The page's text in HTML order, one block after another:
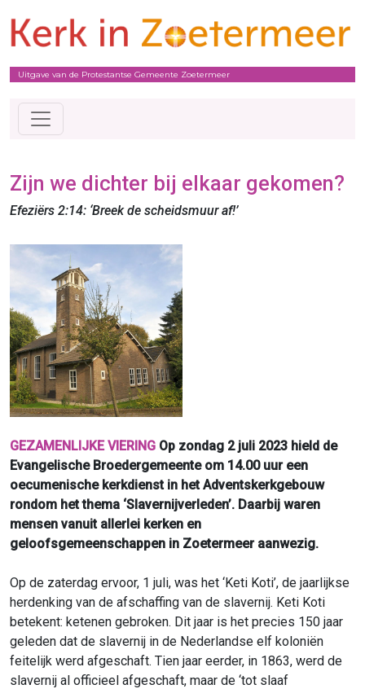
Uitgave van de Protestantse Gemeente Zoetermeer
Zijn we dichter bij elkaar gekomen?
Efeziërs 2:14: ‘Breek de scheidsmuur af!’
GEZAMENLIJKE VIERING Op zondag 2 juli 2023 hield de
Evangelische Broedergemeente om 14.00 uur een
oecumenische kerkdienst in het Adventskerkgebouw
rondom het thema ‘Slavernijverleden’. Daarbij waren
mensen vanuit allerlei kerken en
geloofsgemeenschappen in Zoetermeer aanwezig.
Op de zaterdag ervoor, 1 juli, was het ‘Keti Koti’, de jaarlijkse
herdenking van de afschaffing van de slavernij. Keti Koti
betekent: ketenen gebroken. Dit jaar is het precies 150 jaar
geleden dat de slavernij in de Nederlandse elf koloniën
feitelijk werd afgeschaft. Tien jaar eerder, in 1863, werd de
slavernij al officieel afgeschaft, maar de ‘tot slaaf